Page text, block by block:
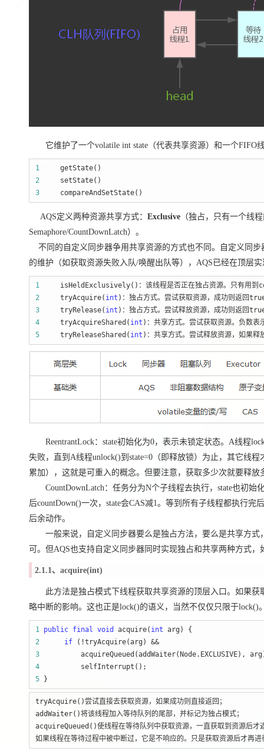
它维护了一个volatile int state（代表共享资源）和一个
1
2
3
     compareAndSetState()
AQS定义两种资源共享方式： Exclusive （独占，只有一个线
Semaphore/CountDownLatch）。
不同的自定义同步器争用共享资源的方式也不同。自定义同步
的维护（如获取资源失败入队/唤醒出队等），AQS已经在顶层
1
2
     tryAcquire(
int
3
     tryRelease(
int
4
     tryAcquireShared(
int
5
     tryReleaseShared(
int )：共享方式。尝试释放资源，如果
ReentrantLock：state初始化为0，表示未锁定状态。A线程
失败，直到A线程unlock()到state=0（即释放锁）为止，其它线
累加），这就是可重入的概念。但要注意，获取多少次就要释放
CountDownLatch：任务分为N个子线程去执行，state也初始
后countDown()一次，state会CAS减1。等到所有子线程都执行
后余动作。
一般来说，自定义同步器要么是独占方法，要么是共享方式，
可。但AQS也支持自定义同步器同时实现独占和共享两种方式，
2.1.1、acquire(int)
此方法是独占模式下线程获取共享资源的顶层入口。如果获
略中断的影响。这也正是lock()的语义，当然不仅仅只限于
1 public final void acquire( int
2
if
3
4
5 }
tryAcquire()尝试直接去获取资源，如果成功则直接返回；
addWaiter()将该线程加入等待队列的尾部，并标记为独占模式；
acquireQueued()使线程在等待队列中获取资源，一直获取到资源后
如果线程在等待过程中被中断过，它是不响应的。只是获取资源后